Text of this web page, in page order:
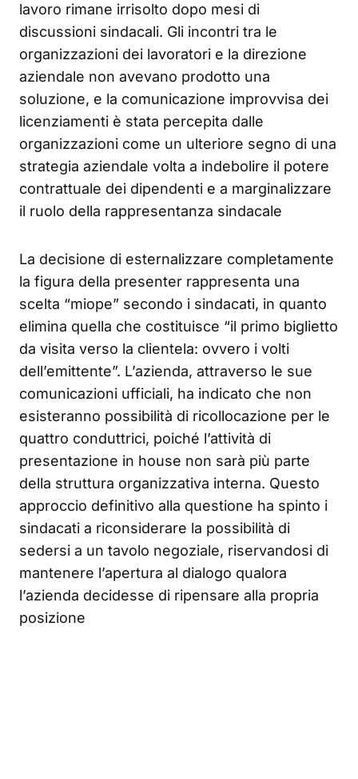
lavoro rimane irrisolto dopo mesi di
discussioni sindacali. Gli incontri tra le
organizzazioni dei lavoratori e la direzione
aziendale non avevano prodotto una
soluzione, e la comunicazione improvvisa dei
licenziamenti è stata percepita dalle
organizzazioni come un ulteriore segno di una
strategia aziendale volta a indebolire il potere
contrattuale dei dipendenti e a marginalizzare
il ruolo della rappresentanza sindacale
La decisione di esternalizzare completamente
la figura della presenter rappresenta una
scelta “miope” secondo i sindacati, in quanto
elimina quella che costituisce “il primo biglietto
da visita verso la clientela: ovvero i volti
dell’emittente”. L’azienda, attraverso le sue
comunicazioni ufficiali, ha indicato che non
esisteranno possibilità di ricollocazione per le
quattro conduttrici, poiché l’attività di
presentazione in house non sarà più parte
della struttura organizzativa interna. Questo
approccio definitivo alla questione ha spinto i
sindacati a riconsiderare la possibilità di
sedersi a un tavolo negoziale, riservandosi di
mantenere l’apertura al dialogo qualora
l’azienda decidesse di ripensare alla propria
posizione